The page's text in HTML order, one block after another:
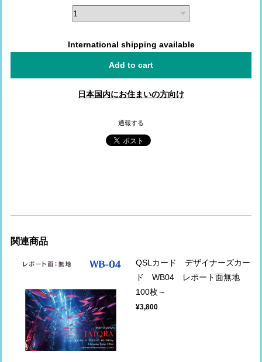
International shipping available
Add to cart
日本国内にお住まいの方向け
通報する
関連商品
QSLカード デザイナーズカー
ド WB04 レポート面無地
100枚～
¥3,800